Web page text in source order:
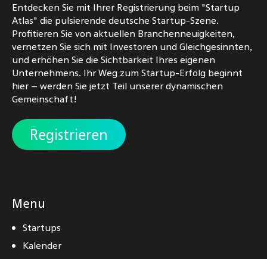
Entdecken Sie mit Ihrer Registrierung beim "Startup
Atlas" die pulsierende deutsche Startup-Szene.
Profitieren Sie von aktuellen Branchenneuigkeiten,
vernetzen Sie sich mit Investoren und Gleichgesinnten,
und erhöhen Sie die Sichtbarkeit Ihres eigenen
Unternehmens. Ihr Weg zum Startup-Erfolg beginnt
hier – werden Sie jetzt Teil unserer dynamischen
Gemeinschaft!
Registrieren
Menu
Startups
Kalender